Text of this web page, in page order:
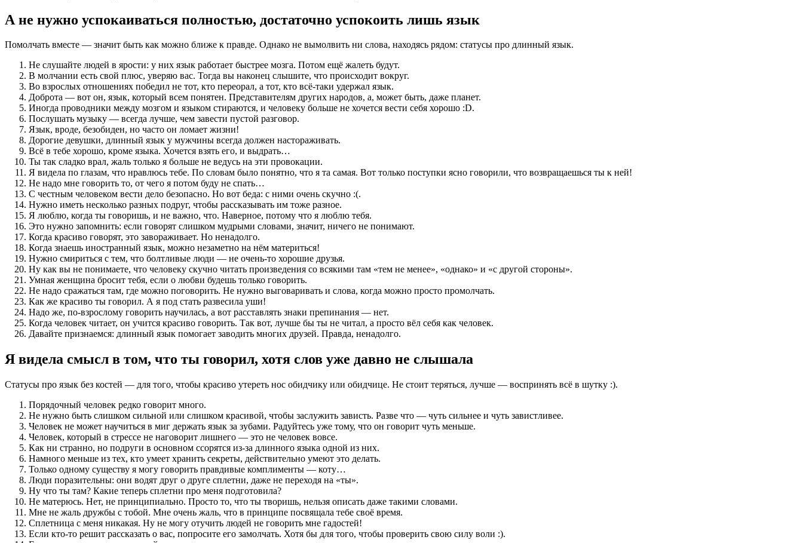
А не нужно успокаиваться полностью, достаточно успокоить лишь язык
Помолчать вместе — значит быть как можно ближе к правде. Однако не вымолвить ни слова, находясь рядом: статусы про длинный язык.
Не слушайте людей в ярости: у них язык работает быстрее мозга. Потом ещё жалеть будут.
В молчании есть свой плюс, уверяю вас. Тогда вы наконец слышите, что происходит вокруг.
Во взрослых отношениях победил не тот, кто переорал, а тот, кто всё-таки удержал язык.
Доброта — вот он, язык, который всем понятен. Представителям других народов, а, может быть, даже планет.
Иногда проводники между мозгом и языком стираются, и человеку больше не хочется вести себя хорошо :D.
Послушать музыку — всегда лучше, чем завести пустой разговор.
Язык, вроде, безобиден, но часто он ломает жизни!
Дорогие девушки, длинный язык у мужчины всегда должен настораживать.
Всё в тебе хорошо, кроме языка. Хочется взять его, и выдрать…
Ты так сладко врал, жаль только я больше не ведусь на эти провокации.
Я видела по глазам, что нравлюсь тебе. По словам было понятно, что я та самая. Вот только поступки ясно говорили, что возвращаешься ты к ней!
Не надо мне говорить то, от чего я потом буду не спать…
С честным человеком вести дело безопасно. Но вот беда: с ними очень скучно :(.
Нужно иметь несколько разных подруг, чтобы рассказывать им тоже разное.
Я люблю, когда ты говоришь, и не важно, что. Наверное, потому что я люблю тебя.
Это нужно запомнить: если говорят слишком мудрыми словами, значит, ничего не понимают.
Когда красиво говорят, это завораживает. Но ненадолго.
Когда знаешь иностранный язык, можно незаметно на нём материться!
Нужно смириться с тем, что болтливые люди — не очень-то хорошие друзья.
Ну как вы не понимаете, что человеку скучно читать произведения со всякими там «тем не менее», «однако» и «с другой стороны».
Умная женщина бросит тебя, если о любви будешь только говорить.
Не надо сражаться там, где можно поговорить. Не нужно выговаривать и слова, когда можно просто промолчать.
Как же красиво ты говорил. А я под стать развесила уши!
Надо же, по-взрослому говорить научилась, а вот расставлять знаки препинания — нет.
Когда человек читает, он учится красиво говорить. Так вот, лучше бы ты не читал, а просто вёл себя как человек.
Давайте признаемся: длинный язык помогает заводить многих друзей. Правда, ненадолго.
Я видела смысл в том, что ты говорил, хотя слов уже давно не слышала
Статусы про язык без костей — для того, чтобы красиво утереть нос обидчику или обидчице. Не стоит теряться, лучше — воспринять всё в шутку :).
Порядочный человек редко говорит много.
Не нужно быть слишком сильной или слишком красивой, чтобы заслужить зависть. Разве что — чуть сильнее и чуть завистливее.
Человек не может научиться в миг держать язык за зубами. Радуйтесь уже тому, что он говорит чуть меньше.
Человек, который в стрессе не наговорит лишнего — это не человек вовсе.
Как ни странно, но подруги в основном ссорятся из-за длинного языка одной из них.
Намного меньше из тех, кто умеет хранить секреты, действительно умеют это делать.
Только одному существу я могу говорить правдивые комплименты — коту…
Люди поразительны: они водят друг о друге сплетни, даже не переходя на «ты».
Ну что ты там? Какие теперь сплетни про меня подготовила?
Не матерюсь. Нет, не принципиально. Просто то, что ты творишь, нельзя описать даже такими словами.
Мне не жаль дружбы с тобой. Мне очень жаль, что в принципе посвящала тебе своё время.
Сплетница с меня никакая. Ну не могу отучить людей не говорить мне гадостей!
Если кто-то решит рассказать о вас, попросите его замолчать. Хотя бы для того, чтобы проверить свою силу воли :).